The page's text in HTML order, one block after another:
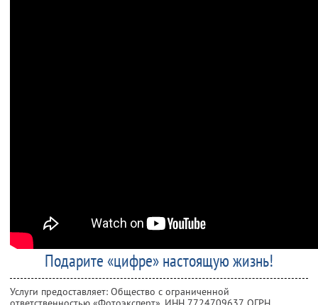
Подарите «цифре» настоящую жизнь!
Услуги предоставляет: Общество с ограниченной